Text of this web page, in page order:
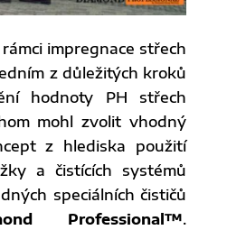
impregnace střech
z důležitých kroků
hodnoty PH střech
mohl zvolit vhodný
z hlediska použití
a čistících systémů
speciálních čističů
Professional™.